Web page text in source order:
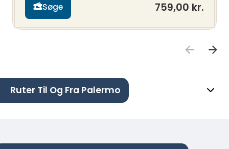
Søge 759,00 kr.
Ruter Til Og Fra Palermo